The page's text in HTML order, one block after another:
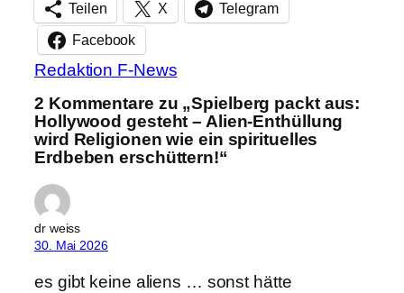
Teilen X Telegram
Facebook
Redaktion F-News
2 Kommentare zu „Spielberg packt aus:
Hollywood gesteht – Alien-Enthüllung
wird Religionen wie ein spirituelles
Erdbeben erschüttern!“
dr weiss
30. Mai 2026
es gibt keine aliens … sonst hätte